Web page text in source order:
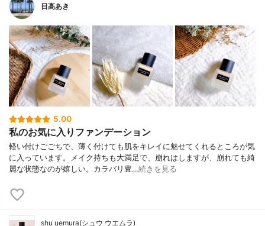
日高あき
5.00
私のお気に入りファンデーション
軽い付けごごちで、薄く付けても肌をキレイに魅せてくれるところが気
に入っています。メイク持ちも大満足で、崩れはしますが、崩れても綺
麗な状態なのが嬉しい。カラバリ豊…続きを見る
shu uemura(シュウ ウエムラ)